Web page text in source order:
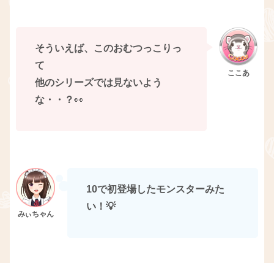
そういえば、このおむつっこりっ
て
他のシリーズでは見ないよう
な・・？👀
10で初登場したモンスターみた
い！💡